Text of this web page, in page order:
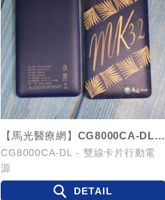
【馬光醫療網】CG8000CA-DL - 雙線卡片行動電源
CG8000CA-DL - 雙線卡片行動電
源
DETAIL